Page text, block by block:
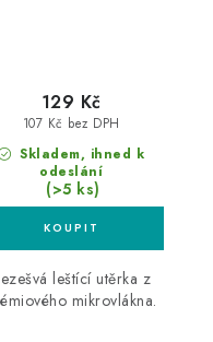
Skladem, ihned k
odeslání
(>5 ks)
107 Kč bez DPH
129 Kč
leštící utěrka z
mikrovlákna.